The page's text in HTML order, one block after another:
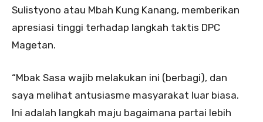
Sulistyono atau Mbah Kung Kanang, memberikan
apresiasi tinggi terhadap langkah taktis DPC
Magetan.
“Mbak Sasa wajib melakukan ini (berbagi), dan
saya melihat antusiasme masyarakat luar biasa.
Ini adalah langkah maju bagaimana partai lebih